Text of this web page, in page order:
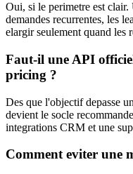
Oui, si le perimetre est
demandes recurrentes, les
elargir seulement quand les
Faut-il une API
pricing ?
Des que l'objectif depasse
devient le socle
integrations CRM et une
Comment eviter une